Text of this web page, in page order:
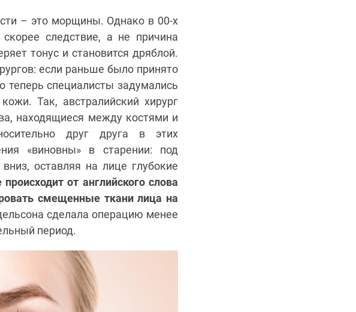
– это морщины. Однако в 00-х
следствие, а не причина
тонус и становится дряблой.
если раньше было принято
теперь специалисты задумались
Так, австралийский хирург
находящиеся между костями и
друг друга в этих
«виновны» в старении: под
оставляя на лице глубокие
от английского слова
смещенные ткани лица на
сделала операцию менее
период.